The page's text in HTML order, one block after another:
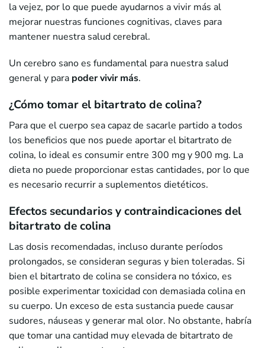
la vejez, por lo que puede ayudarnos a vivir más al
mejorar nuestras funciones cognitivas, claves para
mantener nuestra salud cerebral.
Un cerebro sano es fundamental para nuestra salud
general y para poder vivir más.
¿Cómo tomar el bitartrato de colina?
Para que el cuerpo sea capaz de sacarle partido a todos
los beneficios que nos puede aportar el bitartrato de
colina, lo ideal es consumir entre 300 mg y 900 mg. La
dieta no puede proporcionar estas cantidades, por lo que
es necesario recurrir a suplementos dietéticos.
Efectos secundarios y contraindicaciones del
bitartrato de colina
Las dosis recomendadas, incluso durante períodos
prolongados, se consideran seguras y bien toleradas. Si
bien el bitartrato de colina se considera no tóxico, es
posible experimentar toxicidad con demasiada colina en
su cuerpo. Un exceso de esta sustancia puede causar
sudores, náuseas y generar mal olor. No obstante, habría
que tomar una cantidad muy elevada de bitartrato de